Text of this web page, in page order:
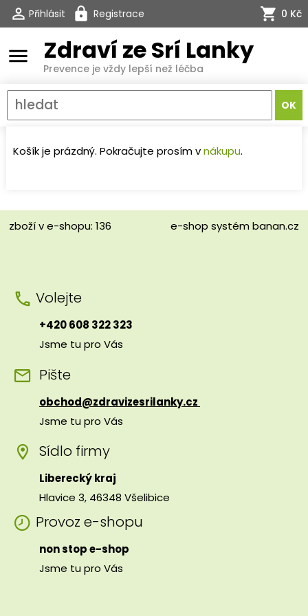
Přihlásit Registrace 0 Kč
menu Zdraví ze Srí Lanky
Prevence je vždy lepší než léčba
Košík je prázdný. Pokračujte prosím vnákupu.
zboží v e-shopu: 136 e-shop systém banan.cz
Volejte
+420 608 322 323
Jsme tu pro Vás
Pište
obchod@zdravizesrilanky.cz
Jsme tu pro Vás
Sídlo firmy
Liberecký kraj
Hlavice 3, 46348 Všelibice
Provoz e-shopu
non stop e-shop
Jsme tu pro Vás